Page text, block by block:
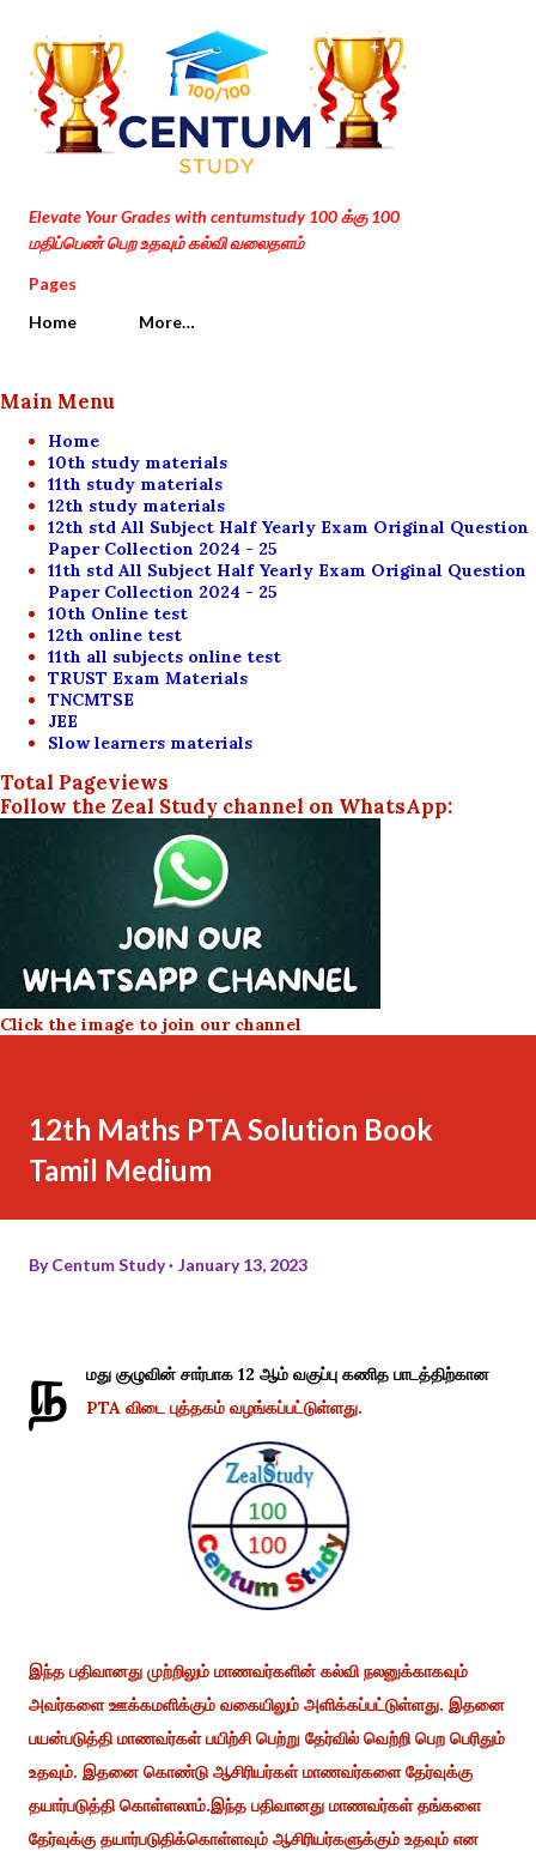
Skip to main content
Elevate Your Grades with centumstudy 100 க்கு 100
மதிப்பெண் பெற உதவும் கல்வி வலைதளம்
Pages
Home
More…
Main Menu
Home
10th study materials
11th study materials
12th study materials
12th std All Subject Half Yearly Exam Original Question
Paper Collection 2024 - 25
11th std All Subject Half Yearly Exam Original Question
Paper Collection 2024 - 25
10th Online test
12th online test
11th all subjects online test
TRUST Exam Materials
TNCMTSE
JEE
Slow learners materials
Total Pageviews
Follow the Zeal Study channel on WhatsApp:
Click the image to join our channel
12th Maths PTA Solution Book
Tamil Medium
ByCentum Study January 13, 2023
ந
மது குழுவின் சார்பாக 12 ஆம் வகுப்பு கணித பாடத்திற்கான
PTA விடை புத்தகம் வழங்கப்பட்டுள்ளது.
இந்த பதிவானது முற்றிலும் மாணவர்களின் கல்வி நலனுக்காகவும்
அவர்களை ஊக்கமளிக்கும் வகையிலும் அளிக்கப்பட்டுள்ளது. இதனை
பயன்படுத்தி மாணவர்கள் பயிற்சி பெற்று தேர்வில் வெற்றி பெற பெரிதும்
உதவும். இதனை கொண்டு ஆசிரியர்கள் மாணவர்களை தேர்வுக்கு
தயார்படுத்தி கொள்ளலாம்.இந்த பதிவானது மாணவர்கள் தங்களை
தேர்வுக்கு தயார்படுதிக்கொள்ளவும் ஆசிரியர்களுக்கும் உதவும் என